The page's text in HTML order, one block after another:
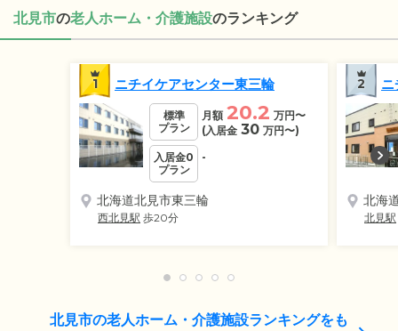
北見市の老人ホーム・介護施設のランキング
1 ニチイケアセンター東三輪
標準
プラン
月額 20.2 万円〜
(入居金 30 万円〜)
入居金0
プラン
-
北海道北見市東三輪
西北見駅 歩20分
2
北海
北見駅
北見市の老人ホーム・介護施設ランキングをも